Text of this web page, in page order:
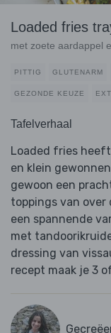
Loaded fries
met zoete aardappel
PITTIG GLUTENARM
GEZONDE KEUZE
Tafelverhaal
Loaded fries
en klein
gewoon een
toppings van over
een spannende
met
dressing van
recept maak je 3